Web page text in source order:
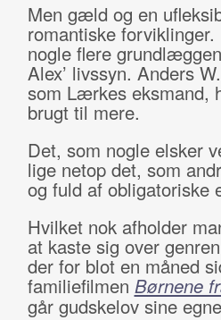
Men gæld og en
romantiske
nogle flere
Alex’ livssyn. Anders
som Lærkes eksmand,
brugt til mere.
Det, som nogle elsker
lige netop det, som
og fuld af obligatoriske
Hvilket nok afholder
at kaste sig over
der for blot en måned
familiefilmen Børnene
går gudskelov sine